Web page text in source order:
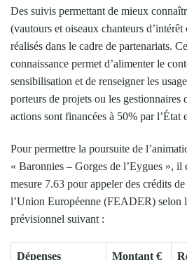
Des suivis permettant de mieux
(vautours et oiseaux chanteurs
réalisés dans le cadre de partenariats.
connaissance permet d’alimenter le
sensibilisation et de renseigner les
porteurs de projets ou les gestionnaires
actions sont financées à 50% par l’État
Pour permettre la poursuite de
« Baronnies – Gorges de l’Eygues », il
mesure 7.63 pour appeler des crédits
l’Union Européenne (FEADER) selon
prévisionnel suivant :
Dépenses Montant €